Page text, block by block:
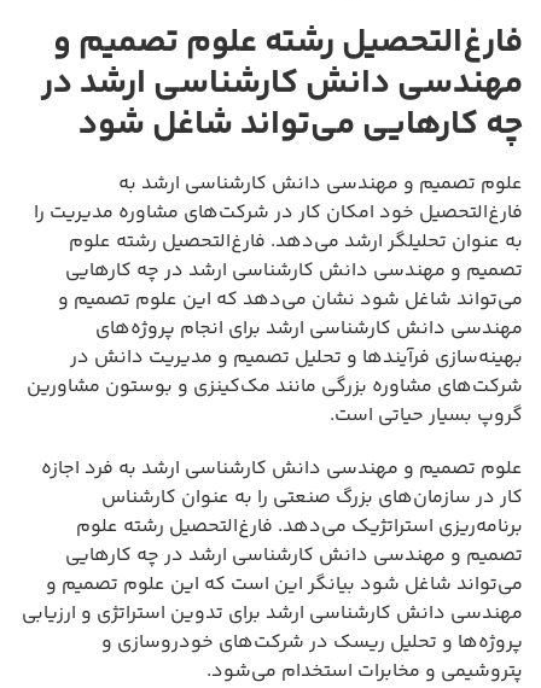
فارغ‌التحصیل رشته علوم تصمیم و
مهندسی دانش کارشناسی ارشد در
چه کارهایی می‌تواند شاغل شود
علوم تصمیم و مهندسی دانش کارشناسی ارشد به
فارغ‌التحصیل خود امکان کار در شرکت‌های مشاوره مدیریت را
به عنوان تحلیلگر ارشد می‌دهد. فارغ‌التحصیل رشته علوم
تصمیم و مهندسی دانش کارشناسی ارشد در چه کارهایی
می‌تواند شاغل شود نشان می‌دهد که این علوم تصمیم و
مهندسی دانش کارشناسی ارشد برای انجام پروژه‌های
بهینه‌سازی فرآیندها و تحلیل تصمیم و مدیریت دانش در
شرکت‌های مشاوره بزرگی مانند مک‌کینزی و بوستون مشاورین
گروپ بسیار حیاتی است.
علوم تصمیم و مهندسی دانش کارشناسی ارشد به فرد اجازه
کار در سازمان‌های بزرگ صنعتی را به عنوان کارشناس
برنامه‌ریزی استراتژیک می‌دهد. فارغ‌التحصیل رشته علوم
تصمیم و مهندسی دانش کارشناسی ارشد در چه کارهایی
می‌تواند شاغل شود بیانگر این است که این علوم تصمیم و
مهندسی دانش کارشناسی ارشد برای تدوین استراتژی و ارزیابی
پروژه‌ها و تحلیل ریسک در شرکت‌های خودروسازی و
پتروشیمی و مخابرات استخدام می‌شود.